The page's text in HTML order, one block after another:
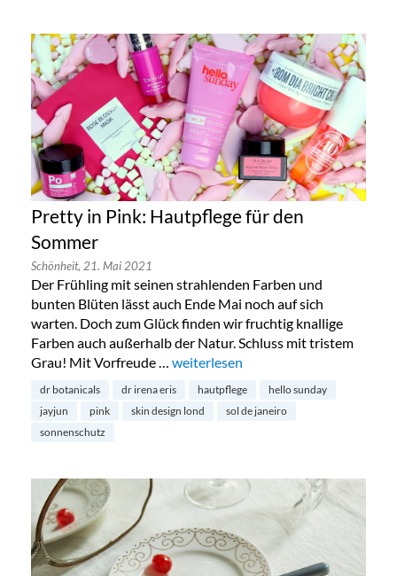
Pretty in Pink: Hautpflege für den
Sommer
Schönheit, 21. Mai 2021
Der Frühling mit seinen strahlenden Farben und
bunten Blüten lässt auch Ende Mai noch auf sich
warten. Doch zum Glück finden wir fruchtig knallige
Farben auch außerhalb der Natur. Schluss mit tristem
Grau! Mit Vorfreude … „Pretty in Pink: Hautpflege für den
weiterlesen
dr botanicals dr irena eris hautpflege
hello sunday
jayjun
pink skin design lond
sol de janeiro
sonnenschutz